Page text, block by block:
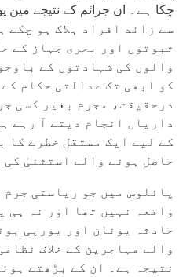
سے زائد افراد ہلاک ہو چکے
ثبوتوں اور بحری جہاز کے
والوں کی شہادتوں کے
کو ابھی تک عدالتی حکام کے
درحقیقت، مجرم بغیر کسی
داریاں انجام دیتے آ رہے
کے لیے ایک مستقل خطرے کا
حاصل ہونے والے استثنیٰ کی
پائلوس میں جو ریاستی جرم
واقعہ نہیں تھا اور نہ ہی
حادثہ یونان اور یورپی
والے مہاجرین کے خلاف
نتیجہ ہے۔ ان کے بڑھتے